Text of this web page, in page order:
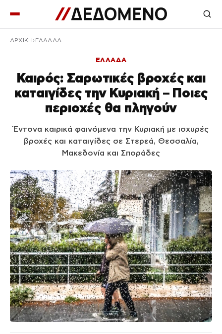
ΑΡΧΙΚΉ ΕΛΛΑΔΑ
ΕΛΛΑΔΑ
Καιρός: Σαρωτικές βροχές και
καταιγίδες την Κυριακή – Ποιες
περιοχές θα πληγούν
Έντονα καιρικά φαινόμενα την Κυριακή με ισχυρές
βροχές και καταιγίδες σε Στερεά, Θεσσαλία,
Μακεδονία και Σποράδες